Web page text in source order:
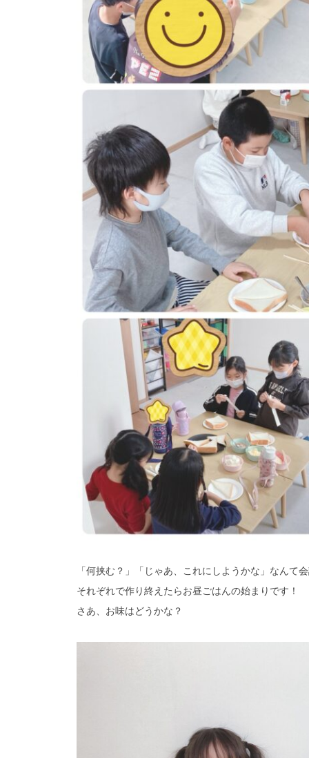
「何挟む？」「じゃあ、これにしようかな」なんて
それぞれで作り終えたらお昼ごはんの始まりです！
さあ、お味はどうかな？